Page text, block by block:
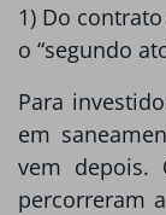
1) Do
o “segundo
Para
em
vem depois.
percorreram